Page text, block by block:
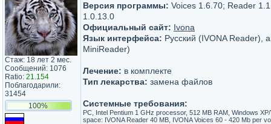
Стаж: 18 лет 2 мес.
Сообщений: 1076
Ratio: 21.154
Поблагодарили:
31454
100%
Версия программы: Voices 1.6.70; Reader
1.0.13.0
Официальный сайт: Ivona
Язык интерфейса: Русский (IVONA Reader),
MiniReader)
Лечение: в комплекте
Тип лекарства: замена файлов
Системные требования:
PC, Intel Pentium 1 GHz processor, 512 MB RAM, Windows
space: IVONA Reader 40 MB, IVONA Voices 60 - 420 Mb per